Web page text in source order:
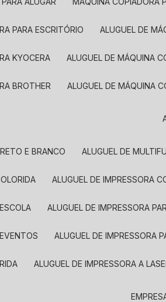
PARA ESCRITÓRIO ALUGUEL DE
KYOCERA ALUGUEL DE MÁQUINA
BROTHER ALUGUEL DE MÁQUINA
E BRANCO ALUGUEL DE
ALUGUEL DE IMPRESSORA
ALUGUEL DE IMPRESSORA
ALUGUEL DE IMPRESSORA
ALUGUEL DE IMPRESSORA A